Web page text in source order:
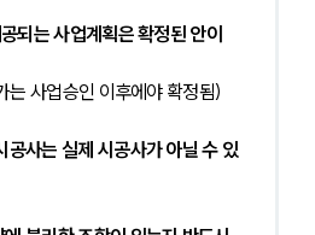
되는 사업계획은 확정된 안이
는 사업승인 이후에야 확정됨)
사는 실제 시공사가 아닐 수 있